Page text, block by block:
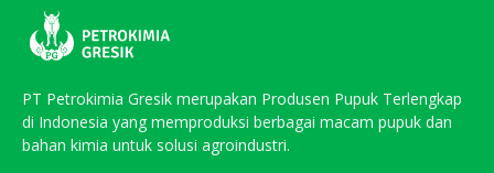
PT Petrokimia Gresik merupakan Produsen Pupuk Terlengkap
di Indonesia yang memproduksi berbagai macam pupuk dan
bahan kimia untuk solusi agroindustri.